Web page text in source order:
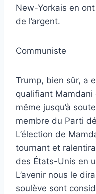
New-Yorkais en
de l’argent.
Communiste
Trump, bien sûr, a
qualifiant
même jusqu’à
membre du Parti
L’élection de
tournant et
des États-Unis en
L’avenir nous le
soulève sont